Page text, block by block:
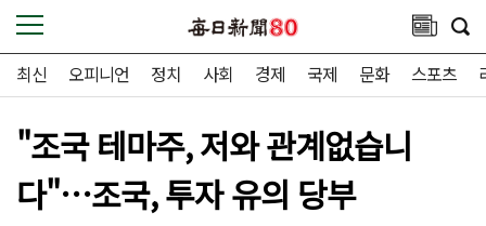
최신 오피니언 정치 사회 경제 국제 문화 스포츠
"조국 테마주, 저와 관계없습니
다"…조국, 투자 유의 당부